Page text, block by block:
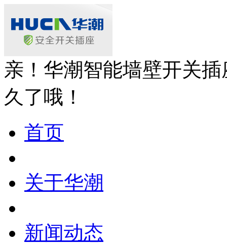
亲！华潮智能墙壁开关
久了哦！
首页
关于华潮
新闻动态